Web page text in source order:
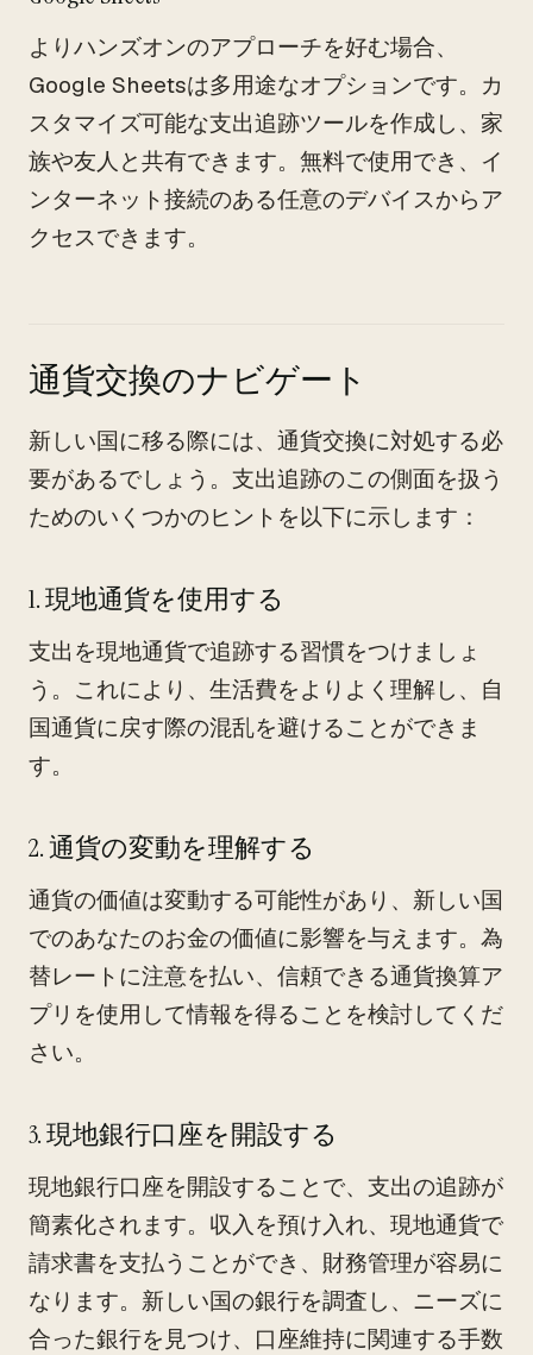
よりハンズオンのアプローチを好む場合、
Google Sheetsは多用途なオプションです。カ
スタマイズ可能な支出追跡ツールを作成し、家
族や友人と共有できます。無料で使用でき、イ
ンターネット接続のある任意のデバイスからア
クセスできます。
通貨交換のナビゲート
新しい国に移る際には、通貨交換に対処する必
要があるでしょう。支出追跡のこの側面を扱う
ためのいくつかのヒントを以下に示します：
1. 現地通貨を使用する
支出を現地通貨で追跡する習慣をつけましょ
う。これにより、生活費をよりよく理解し、自
国通貨に戻す際の混乱を避けることができま
す。
2. 通貨の変動を理解する
通貨の価値は変動する可能性があり、新しい国
でのあなたのお金の価値に影響を与えます。為
替レートに注意を払い、信頼できる通貨換算ア
プリを使用して情報を得ることを検討してくだ
さい。
3. 現地銀行口座を開設する
現地銀行口座を開設することで、支出の追跡が
簡素化されます。収入を預け入れ、現地通貨で
請求書を支払うことができ、財務管理が容易に
なります。新しい国の銀行を調査し、ニーズに
合った銀行を見つけ、口座維持に関連する手数